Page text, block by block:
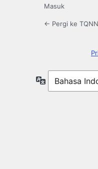
Masuk
← Pergi ke TQNN
Bahasa